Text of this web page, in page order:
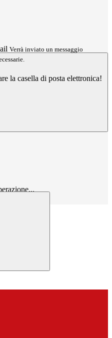
Verrà inviato un messaggio
la casella di posta elettronica!